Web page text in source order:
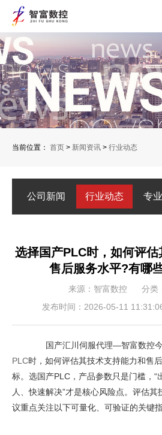
当前位置： 首页 > 新闻资讯 > 行业动态
公司新闻 行业动态 专
选择国产PLC时，如何评估
售后服务水平?有哪
来源：智富数控
分类
发布时间：2026-05-11
国产汇川伺服代理—智富数控今
PLC时，如何评估其技术支持能力和售
标。选国产PLC，产品参数只是门槛，“
人、快速解决”才是核心风险点。评估
议重点关注以下可量化、可验证的关键指